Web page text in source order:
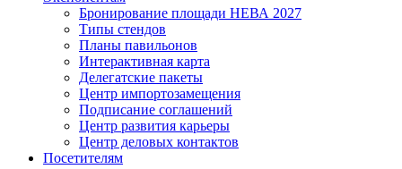
Бронирование площади НЕВА 2027
Типы стендов
Планы павильонов
Интерактивная карта
Делегатские пакеты
Центр импортозамещения
Подписание соглашений
Центр развития карьеры
Центр деловых контактов
Посетителям